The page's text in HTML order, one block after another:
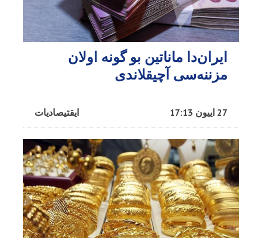
ایران‌دا ماناتین بو گونه اولان
مزننه‌سی آچیقلاندی
ایقتیصادیات 27 اییون 17:13